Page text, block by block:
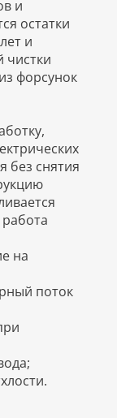
и
остатки
и
чистки
форсунок
без снятия
на
поток